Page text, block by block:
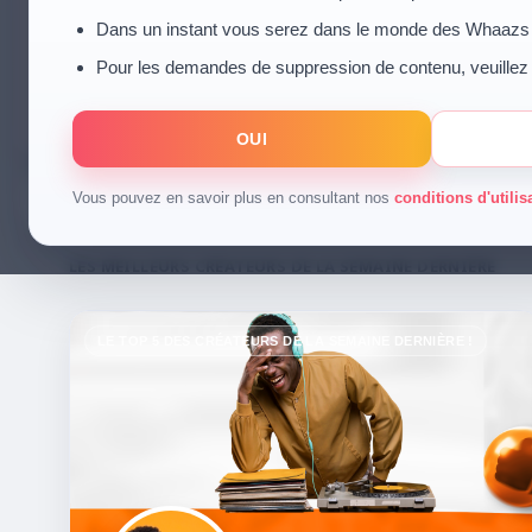
Dans un instant vous serez dans le monde des Whaazs
Pour les demandes de suppression de contenu,
OUI
Vous pouvez en savoir plus en consultant nos conditions
Les meilleurs créateurs de la
des conversations VIP.
Créateur Youtuber Influencer Coach
LE TOP 5 DES CRÉATEURS DE LA SEMAINE DERNIÈRE !